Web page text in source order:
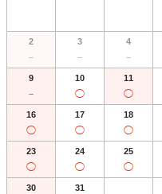
2
－
3
－
4
－
9
－
10
◯
11
◯
16
◯
17
◯
18
◯
23
◯
24
◯
25
◯
30 31